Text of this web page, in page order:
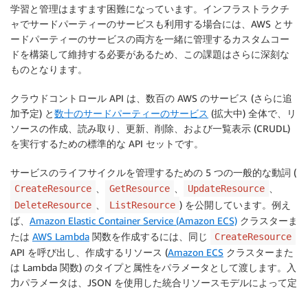
学習と管理はますます困難になっています。インフラストラクチ
ャでサードパーティーのサービスも利用する場合には、AWS とサ
ードパーティーのサービスの両方を一緒に管理するカスタムコー
ドを構築して維持する必要があるため、この課題はさらに深刻な
ものとなります。
クラウドコントロール API は、数百の AWS のサービス (さらに追
加予定) と数十のサードパーティーのサービス (拡大中) 全体で、リ
ソースの作成、読み取り、更新、削除、および一覧表示 (CRUDL)
を実行するための標準的な API セットです。
サービスのライフサイクルを管理するための 5 つの一般的な動詞 (
CreateResource GetResource UpdateResource
DeleteResource ListResource ) を公開しています。例え
ば、 Amazon Elastic Container Service (Amazon ECS) クラスターま
たは AWS Lambda 関数を作成するには、同じ CreateResource
API を呼び出し、作成するリソース (Amazon ECS クラスターまた
は Lambda 関数) のタイプと属性をパラメータとして渡します。入
力パラメータは、JSON を使用した統合リソースモデルによって定